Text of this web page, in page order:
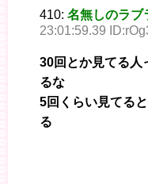
410: 名無しのラブ
23:01:59.39
30回とか見てる人
るな
5回くらい見てる
る